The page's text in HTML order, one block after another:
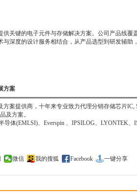
键的电子元件与存储解决方案。公司产品线覆
深度的设计服务相结合，从产品选型到研发辅
方案
案提供商，十年来专业致力代理分销存储芯片IC,
及方案。
体(EMLSI)、Everspin 、IPSILOG、LYONTEK、
微信 我的搜狐 Facebook 一键分享